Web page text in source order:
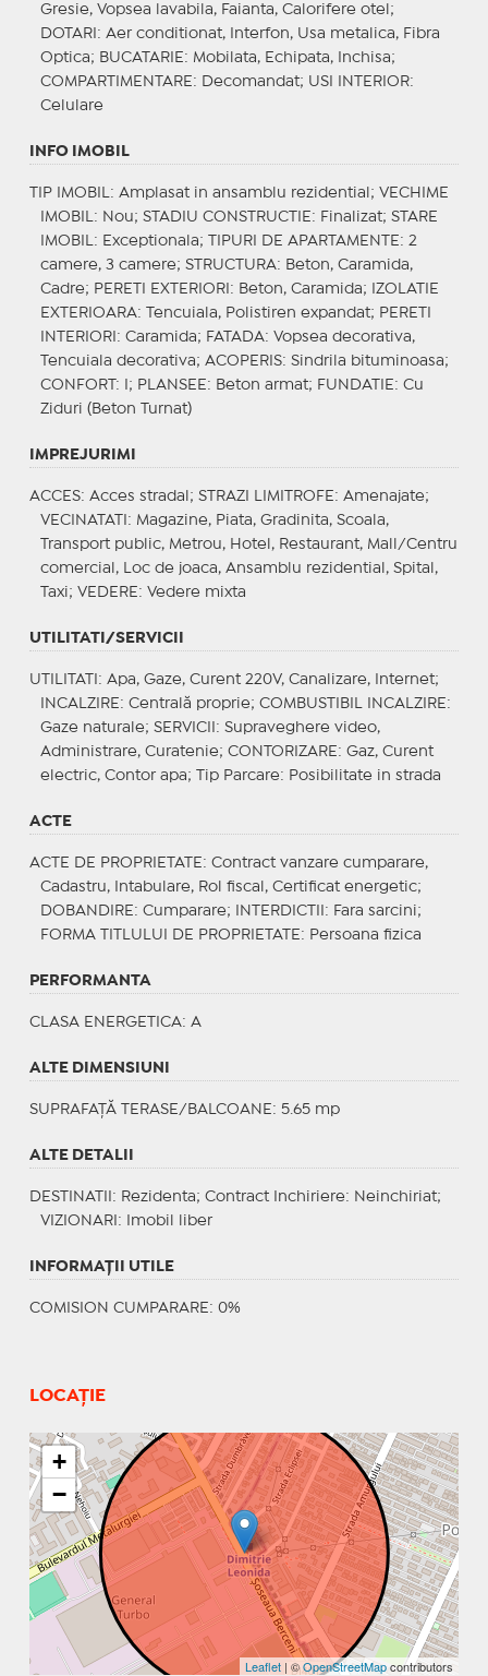
Gresie, Vopsea lavabila, Faianta, Calorifere otel;
DOTARI : Aer conditionat, Interfon, Usa metalica, Fibra
Optica; BUCATARIE : Mobilata, Echipata, Inchisa;
COMPARTIMENTARE : Decomandat; USI INTERIOR:
Celulare
INFO IMOBIL
TIP IMOBIL : Amplasat in ansamblu rezidential; VECHIME
IMOBIL : Nou; STADIU CONSTRUCTIE : Finalizat; STARE
IMOBIL : Exceptionala; TIPURI DE APARTAMENTE : 2
camere, 3 camere; STRUCTURA: Beton, Caramida,
Cadre; PERETI EXTERIORI : Beton, Caramida;
IZOLATIE
EXTERIOARA: Tencuiala, Polistiren expandat; PERETI
INTERIORI : Caramida; FATADA: Vopsea decorativa,
Tencuiala decorativa; ACOPERIS: Sindrila bituminoasa;
CONFORT : I; PLANSEE : Beton armat; FUNDATIE : Cu
Ziduri (Beton Turnat)
IMPREJURIMI
ACCES: Acces stradal; STRAZI LIMITROFE : Amenajate;
VECINATATI : Magazine, Piata, Gradinita, Scoala,
Transport public, Metrou, Hotel, Restaurant, Mall/Centru
comercial, Loc de joaca, Ansamblu rezidential, Spital,
Taxi; VEDERE : Vedere mixta
UTILITATI/SERVICII
UTILITATI : Apa, Gaze, Curent 220V, Canalizare, Internet;
INCALZIRE : Centrală proprie; COMBUSTIBIL INCALZIRE :
Gaze naturale; SERVICII : Supraveghere video,
Administrare, Curatenie; CONTORIZARE : Gaz, Curent
electric, Contor apa;
Tip Parcare: Posibilitate in strada
ACTE
ACTE DE PROPRIETATE : Contract vanzare cumparare,
Cadastru, Intabulare, Rol fiscal, Certificat energetic;
DOBANDIRE : Cumparare; INTERDICTII : Fara sarcini;
FORMA TITLULUI DE PROPRIETATE : Persoana fizica
PERFORMANTA
CLASA ENERGETICA: A
ALTE DIMENSIUNI
SUPRAFAȚĂ TERASE/BALCOANE: 5.65 mp
ALTE DETALII
DESTINATII : Rezidenta; Contract Inchiriere: Neinchiriat;
VIZIONARI : Imobil liber
INFORMAŢII UTILE
COMISION CUMPARARE: 0%
LOCAȚIE
+
−
Leaflet | ©OpenStreetMapcontributors